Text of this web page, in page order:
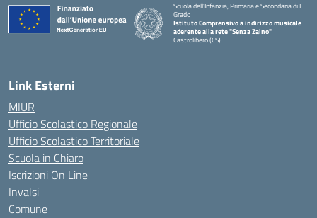
Scuola dell'Infanzia, Primaria e Secondaria di I
Grado
Istituto Comprensivo a indirizzo musicale
aderente alla rete "Senza Zaino"
Castrolibero (CS)
Link Esterni
MIUR
Ufficio Scolastico Regionale
Ufficio Scolastico Territoriale
Scuola in Chiaro
Iscrizioni On Line
Invalsi
Comune